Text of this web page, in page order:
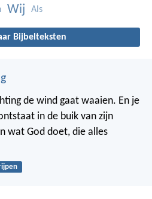
Wij Als
Bijbelteksten
de wind gaat waaien. En je
in de buik van zijn
wat God doet, die alles